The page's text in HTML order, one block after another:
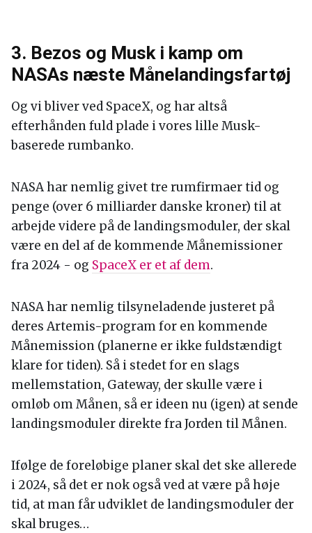
3. Bezos og Musk i kamp om
NASAs næste Månelandingsfartøj
Og vi bliver ved SpaceX, og har altså
efterhånden fuld plade i vores lille Musk-
baserede rumbanko.
NASA har nemlig givet tre rumfirmaer tid og
penge (over 6 milliarder danske kroner) til at
arbejde videre på de landingsmoduler, der skal
være en del af de kommende Månemissioner
fra 2024 - og SpaceX er et af dem.
NASA har nemlig tilsyneladende justeret på
deres Artemis-program for en kommende
Månemission (planerne er ikke fuldstændigt
klare for tiden). Så i stedet for en slags
mellemstation, Gateway, der skulle være i
omløb om Månen, så er ideen nu (igen) at sende
landingsmoduler direkte fra Jorden til Månen.
Ifølge de foreløbige planer skal det ske allerede
i 2024, så det er nok også ved at være på høje
tid, at man får udviklet de landingsmoduler der
skal bruges…